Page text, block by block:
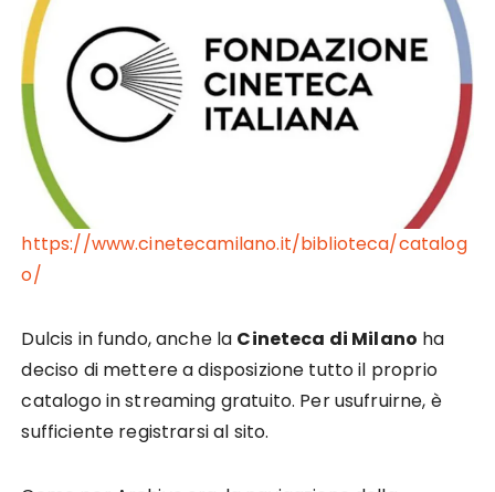
https://www.cinetecamilano.it/biblioteca/catalog
o/
Dulcis in fundo, anche la Cineteca di Milano ha
deciso di mettere a disposizione tutto il proprio
catalogo in streaming gratuito. Per usufruirne, è
sufficiente registrarsi al sito.